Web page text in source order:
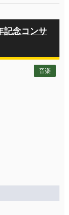
記念コンサ
音楽